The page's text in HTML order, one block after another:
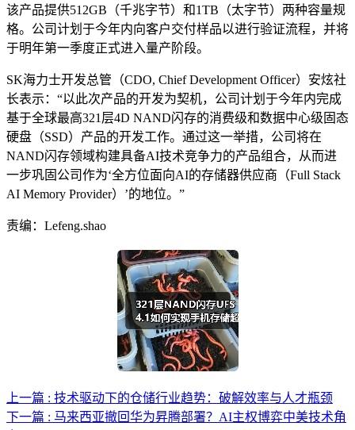
该产品提供512GB（千兆字节）和1TB（太字节）两种容量规
格。公司计划于今年内向客户交付样品以进行验证流程，并将
于明年第一季度正式进入量产阶段。
SK海力士开发总管（CDO, Chief Development Officer）安炫社
长表示：“以此次产品的开发为契机，公司计划于今年内完成
基于全球最高321层4D NAND闪存的消费级和数据中心级固态
硬盘（SSD）产品的开发工作。通过这一举措，公司将在
NAND闪存领域构建具备AI技术竞争力的产品组合，从而进
一步巩固公司作为‘全方位面向AI的存储器供应商（Full Stack
AI Memory Provider）’的地位。”
责编：Lefeng.shao
上一篇 : 技术驱动下的仓储行业趋势：破解效率与人才瓶颈
下一篇 : 马来西亚撤回华为昇腾部署？AI主权博弈中美技术角